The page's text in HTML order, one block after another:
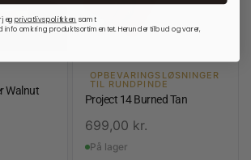
Walnut
OPBEVARINGSLØSNINGER
TIL RUNDPINDE
Project 14 Burned Tan
699,00 kr.
På lager
jegprivatlivspolitkken samt
omkring produktsortimentet. Herunder tilbud og varer,